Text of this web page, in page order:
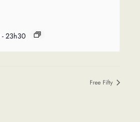
- 23h30
Free Fifty